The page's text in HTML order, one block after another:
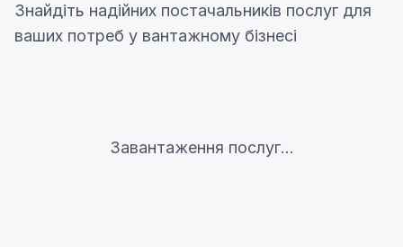
Знайдіть надійних постачальників послуг для
ваших потреб у вантажному бізнесі
Завантаження послуг...